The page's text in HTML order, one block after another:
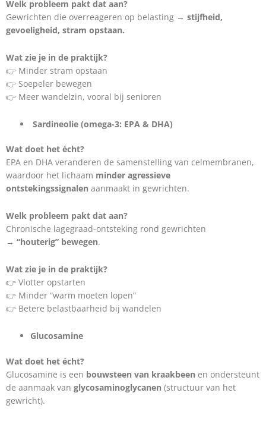
Welk probleem pakt dat aan?
Gewrichten die overreageren op belasting → stijfheid,
gevoeligheid, stram opstaan.
Wat zie je in de praktijk?
👉 Minder stram opstaan
👉 Soepeler bewegen
👉 Meer wandelzin, vooral bij senioren
Sardineolie (omega-3: EPA & DHA)
Wat doet het écht?
EPA en DHA veranderen de samenstelling van celmembranen,
waardoor het lichaam minder agressieve
ontstekingssignalen aanmaakt in gewrichten.
Welk probleem pakt dat aan?
Chronische lagegraad-ontsteking rond gewrichten
→ “houterig” bewegen.
Wat zie je in de praktijk?
👉 Vlotter opstarten
👉 Minder “warm moeten lopen”
👉 Betere belastbaarheid bij wandelen
Glucosamine
Wat doet het écht?
Glucosamine is een bouwsteen van kraakbeen en ondersteunt
de aanmaak van glycosaminoglycanen (structuur van het
gewricht).